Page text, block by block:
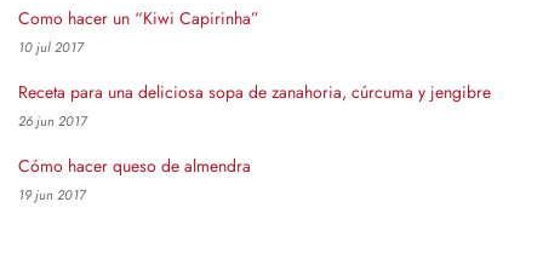
Como hacer un “Kiwi Capirinha”
10 jul 2017
Receta para una deliciosa sopa de zanahoria, cúrcuma y jengibre
26 jun 2017
Cómo hacer queso de almendra
19 jun 2017